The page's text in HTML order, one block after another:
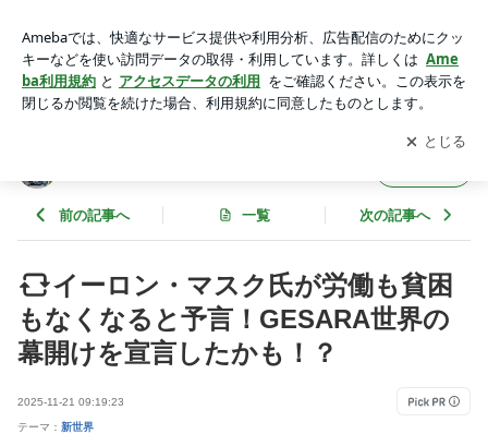
A世界の幕開けを宣言したかも！？ | ありすママの東大に行け
る子を育てる親学
アプリをダウンロードして ブログの更新通知
を受け取りまし
ょう。
開く
前の記事へ 一覧 次の記事へ
イーロン・マスク氏が労働も貧困
もなくなると予言！GESARA世界の
幕開けを宣言したかも！？
2025-11-21 09:19:23
テーマ： 新世界